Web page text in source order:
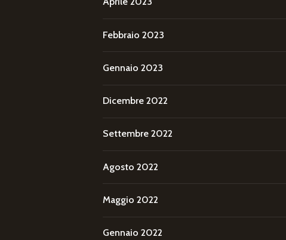
Febbraio 2023
Gennaio 2023
Dicembre 2022
Settembre 2022
Agosto 2022
Maggio 2022
Gennaio 2022